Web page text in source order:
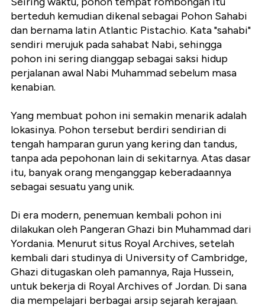
berteduh kemudian dikenal sebagai Pohon Sahabi
dan bernama latin Atlantic Pistachio. Kata "sahabi"
sendiri merujuk pada sahabat Nabi, sehingga
pohon ini sering dianggap sebagai saksi hidup
perjalanan awal Nabi Muhammad sebelum masa
kenabian.
Yang membuat pohon ini semakin menarik adalah
lokasinya. Pohon tersebut berdiri sendirian di
tengah hamparan gurun yang kering dan tandus,
tanpa ada pepohonan lain di sekitarnya. Atas dasar
itu, banyak orang menganggap keberadaannya
sebagai sesuatu yang unik.
Di era modern, penemuan kembali pohon ini
dilakukan oleh Pangeran Ghazi bin Muhammad dari
Yordania. Menurut situs Royal Archives, setelah
kembali dari studinya di University of Cambridge,
Ghazi ditugaskan oleh pamannya, Raja Hussein,
untuk bekerja di Royal Archives of Jordan. Di sana
dia mempelajari berbagai arsip sejarah kerajaan.